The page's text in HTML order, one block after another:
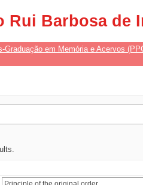
Rui Barbosa de
Graduação em Memória e Acervos